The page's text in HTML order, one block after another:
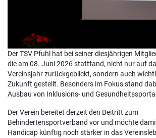
Der TSV Pfuhl hat bei seiner diesjährigen
die am 08. Juni 2026 stattfand, nicht nur auf
Vereinsjahr zurückgeblickt, sondern auch
Zukunft gestellt. Besonders im Fokus stand
Ausbau von Inklusions- und
Der Verein bereitet derzeit den Beitritt zum
Behindertensportverband vor und möchte
Handicap künftig noch stärker in das